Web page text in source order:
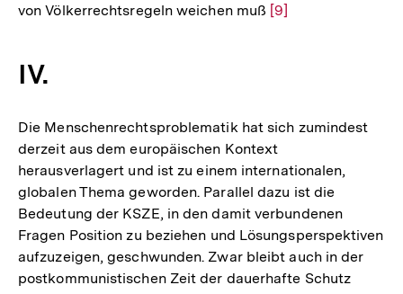
von Völkerrechtsregeln weichen muß Zur
[9]
IV.
Die Menschenrechtsproblematik hat sich zumindest
derzeit aus dem europäischen Kontext
herausverlagert und ist zu einem internationalen,
globalen Thema geworden. Parallel dazu ist die
Bedeutung der KSZE, in den damit verbundenen
Fragen Position zu beziehen und Lösungsperspektiven
aufzuzeigen, geschwunden. Zwar bleibt auch in der
postkommunistischen Zeit der dauerhafte Schutz